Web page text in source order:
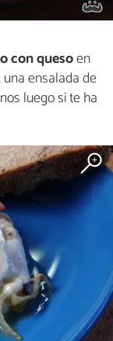
con quesoen
una ensalada de
luego si te ha